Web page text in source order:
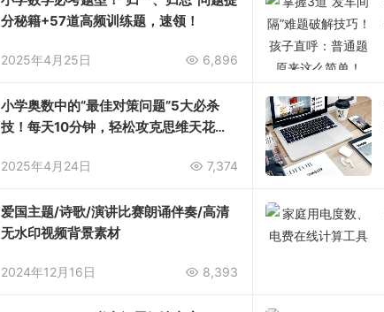
分秘籍+57道高频训练题，速领！
2025年4月25日 6,896
小学奥数中的“最佳对策问题”5大必杀
技！每天10分钟，轻松攻克思维天花
2025年4月24日 7,374
爱国主题/诗歌/演讲比赛朗诵伴奏/高清
无水印视频背景素材
2024年12月16日 8,393